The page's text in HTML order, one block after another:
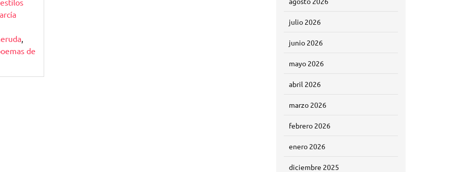
estilos
,
de
julio 2026
junio 2026
mayo 2026
abril 2026
marzo 2026
febrero 2026
enero 2026
diciembre 2025